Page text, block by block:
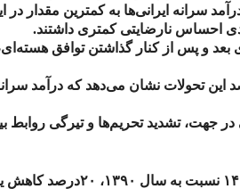
سرانه ایرانی‌ها به کمترین مقدار
احساس نارضایتی کمتری داشتند.
بعد و پس از کنار گذاشتن توافق
تحولات نشان می‌دهد که درآمد سرانه
تشدید تحریم‌ها و تیرگی روابط
نسبت به سال ۱۳۹۰، ۲۰درصد کاهش